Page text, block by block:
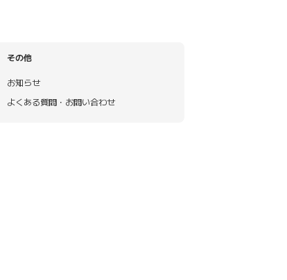
その他
お知らせ
よくある質問・お問い合わせ